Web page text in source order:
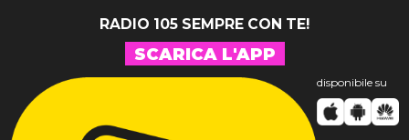
RADIO 105 SEMPRE CON TE!
SCARICA L'APP
disponibile su